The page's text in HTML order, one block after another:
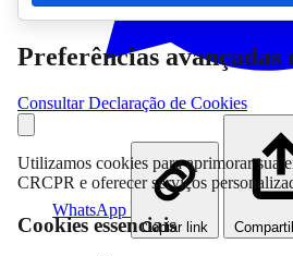
WhatsApp
Copiar link
Preferências avançadas
Consultar Declaração de Cookies
Utilizamos cookies para aprimorar sua
CRCPR e oferecer serviços
Cookies essenciais